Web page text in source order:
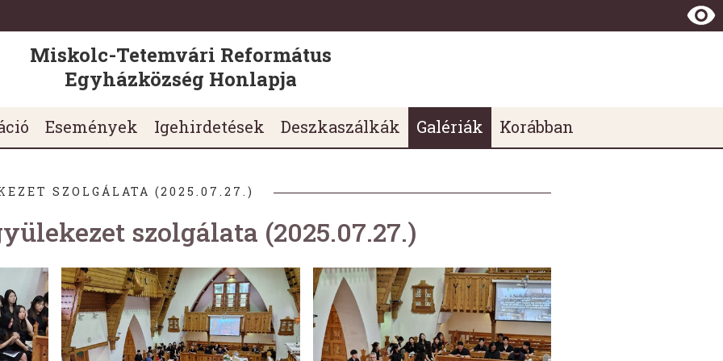
Miskolc-Tetemvári Református
Egyházközség Honlapja
Események Igehirdetések Deszkaszálkák Galériák Korábban
SZOLGÁLATA (2025.07.27.)
szolgálata (2025.07.27.)